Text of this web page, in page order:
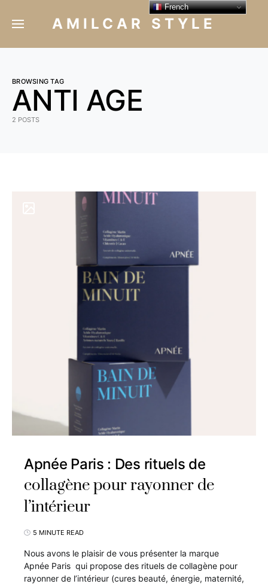
AMILCAR STYLE
BROWSING TAG
ANTI AGE
2 POSTS
Apnée Paris : Des rituels de
collagène pour rayonner de
l’intérieur
5 MINUTE READ
Nous avons le plaisir de vous présenter la marque
Apnée Paris qui propose des rituels de collagène pour
rayonner de l’intérieur (cures beauté, énergie, maternité,
French